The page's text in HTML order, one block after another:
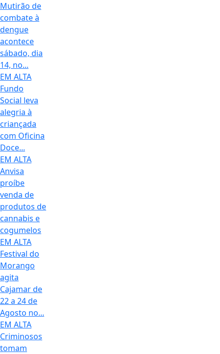
Mutirão de
combate à
dengue
acontece
sábado, dia
14, no...
EM ALTA
Fundo
Social leva
alegria à
criançada
com Oficina
Doce...
EM ALTA
Anvisa
proíbe
venda de
produtos de
cannabis e
cogumelos
EM ALTA
Festival do
Morango
agita
Cajamar de
22 a 24 de
Agosto no...
EM ALTA
Criminosos
tomam